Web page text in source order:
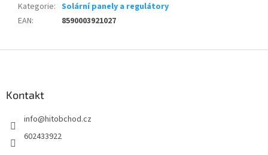
Kategorie: Solární panely a regulátory
EAN: 8590003921027
Kontakt
info@hitobchod.cz
602433922